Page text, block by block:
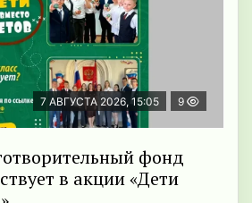
7 АВГУСТА 2026, 15:05 9
фонд
в акции «Дети